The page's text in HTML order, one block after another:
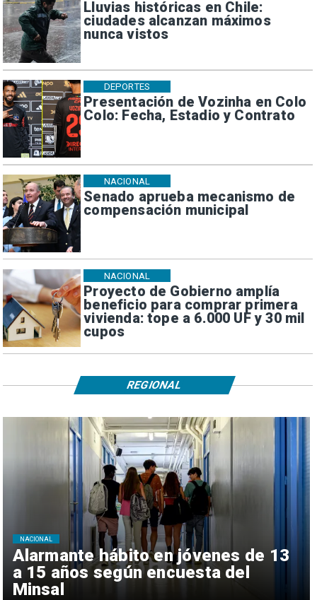
Lluvias históricas en Chile:
ciudades alcanzan máximos
nunca vistos
Presentación de Vozinha en Colo
Colo: Fecha, Estadio y Contrato
DEPORTES
Senado aprueba mecanismo de
compensación municipal
NACIONAL
Proyecto de Gobierno amplía
beneficio para comprar primera
vivienda: tope a 6.000 UF y 30 mil
cupos
NACIONAL
Alarmante hábito en jóvenes de 13
a 15 años según encuesta del
Minsal
NACIONAL
REGIONAL